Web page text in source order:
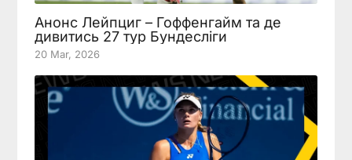
Анонс Лейпциг – Гоффенгайм та де
дивитись 27 тур Бундесліги
20 Mar, 2026